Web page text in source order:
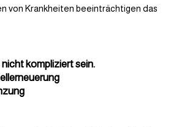
von Krankheiten beeinträchtigen das
kompliziert sein.